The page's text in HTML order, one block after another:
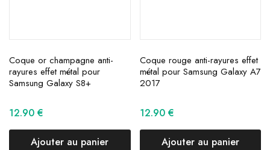
Coque or champagne anti-
rayures effet métal pour
Samsung Galaxy S8+
12.90 €
Ajouter au panier
Coque rouge anti-rayures effet
métal pour Samsung Galaxy A7
2017
12.90 €
Ajouter au panier